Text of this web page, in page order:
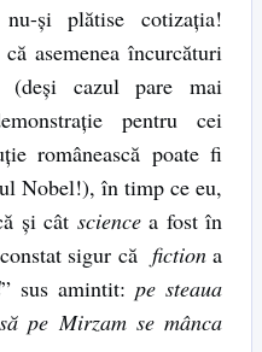
și plătise cotizația!
asemenea încurcături
(deși cazul pare mai
pentru cei
românească poate fi
Nobel!), în timp ce eu,
și cât sciencea fost în
sigur că fictiona
” sus amintit: pe steaua
pe Mirzam se mânca